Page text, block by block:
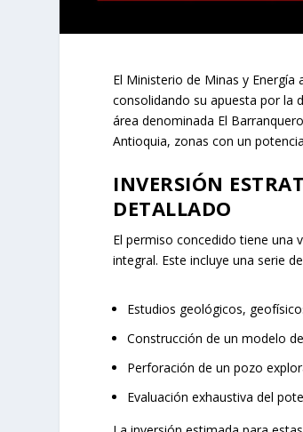
El Ministerio de Minas y
consolidando su apuesta por la
área denominada El
Antioquia, zonas con un
INVERSIÓN
DETALLADO
El permiso concedido tiene una
integral. Este incluye una serie
Estudios geológicos,
Construcción de un modelo
Perforación de un pozo
Evaluación exhaustiva del